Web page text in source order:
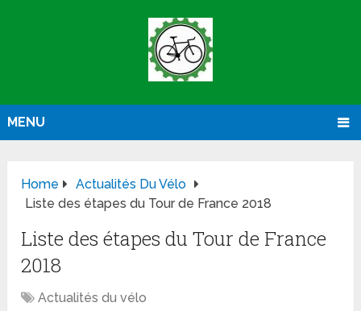
MENU
Home
Actualités Du Vélo
Liste des étapes du Tour de France 2018
Liste des étapes du Tour de France
2018
Actualités du vélo